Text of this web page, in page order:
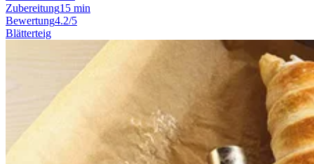
Zubereitung15 min
Bewertung4.2/5
Blätterteig